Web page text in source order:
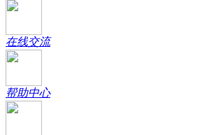
在线交流
帮助中心